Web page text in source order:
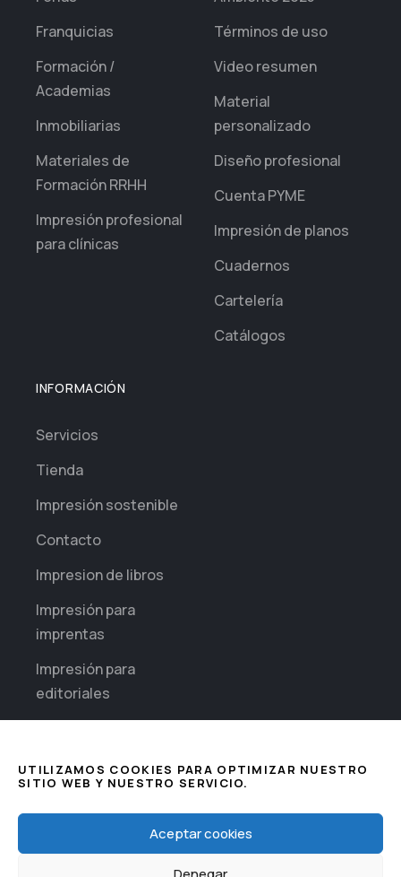
UTILIZAMOS COOKIES PARA OPTIMIZAR NUESTRO
SITIO WEB Y NUESTRO SERVICIO.
Aceptar cookies
Franquicias
Formación /
Academias
Inmobiliarias
Materiales de
Formación RRHH
Impresión profesional
para clínicas
Términos de uso
Video resumen
Material
personalizado
Diseño profesional
Cuenta PYME
Impresión de planos
Cuadernos
Cartelería
Catálogos
INFORMACIÓN
Servicios
Tienda
Impresión sostenible
Contacto
Impresion de libros
Impresión para
imprentas
Impresión para
editoriales
Sectores
This website uses cookies to improve
your web experience.